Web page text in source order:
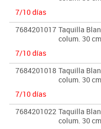
7/10 días
7684201017 Taquilla
colum. 30
7/10 días
7684201018 Taquilla
colum. 30
7/10 días
7684201022 Taquilla
colum. 30